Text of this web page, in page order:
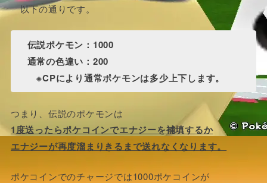
以下の通りです。
伝説ポケモン：1000
通常の色違い：200
※CPにより通常ポケモンは多少上下します。
つまり、伝説のポケモンは
1度送ったらポケコインでエナジーを補填するか
エナジーが再度溜まりきるまで送れなくなります。
ポケコインでのチャージでは1000ポケコインが